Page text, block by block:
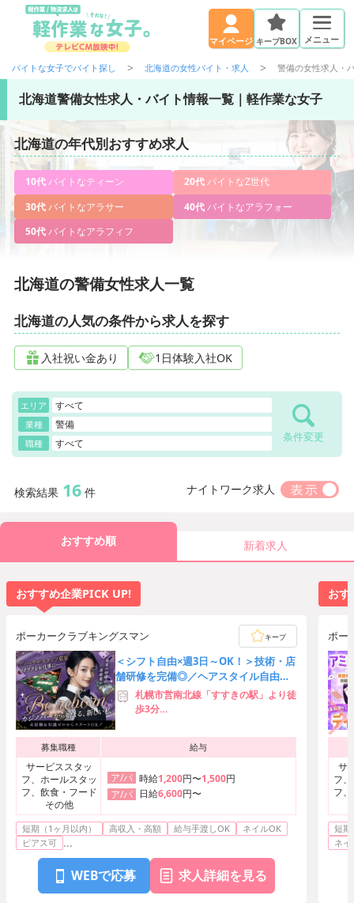
マイページ キープBOX メニュー
バイトな女子でバイト探し 北海道の女性バイト・求人 警備の女性求人・
北海道警備女性求人・バイト情報一覧｜軽作業な女子
北海道の年代別おすすめ求人
10代バイトなティーン 20代バイトなZ世代
30代バイトなアラサー 40代バイトなアラフォー
50代バイトなアラフィフ
北海道の警備女性求人一覧
北海道の人気の条件から求人を探す
入社祝い金あり 1日体験入社OK
エリア すべて
業種 警備
職種 すべて 条件変更
検索結果 16 件 ナイトワーク求人
おすすめ順 新着求人
おすすめ企業PICK UP!
ポーカークラブキングスマン キープ
＜シフト自由×週3日～OK！＞技術・店
舗研修を完備◎／ヘアスタイル自由／
駅チカ徒歩4分♪
札幌市営南北線「すすきの駅」より徒
歩3分
り徒歩5分
札幌市営南北線「大通駅」より徒歩7
募集職種 給与
サービススタッ
フ、ホールスタッ
フ、飲食・フード
その他
ア/パ 時給1,200円〜1,500円
ア/パ 日給6,600円〜
短期（1ヶ月以内） 高収入・高額 給与手渡しOK
ネイルOK
ピアス可
...
WEBで応募 求人詳細を見る
おす
ポー
サ
フ
フ
短期
ネ